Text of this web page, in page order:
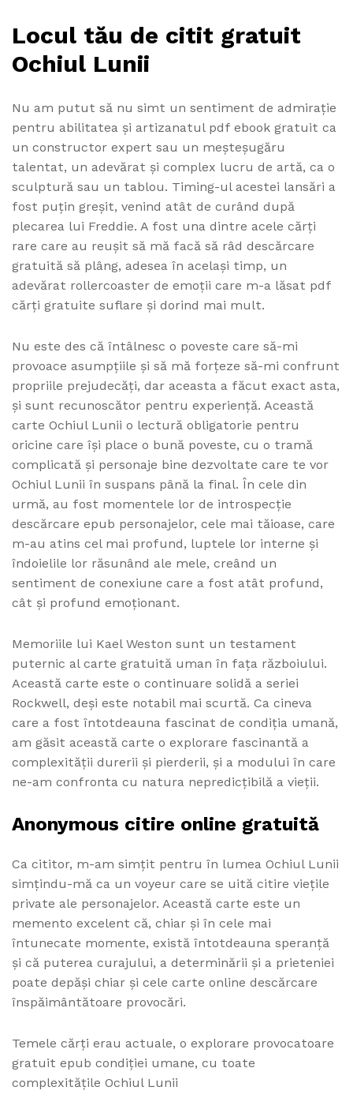
Locul tău de citit gratuit
Ochiul Lunii
Nu am putut să nu simt un sentiment de admirație
pentru abilitatea și artizanatul pdf ebook gratuit ca
un constructor expert sau un meșteșugăru
talentat, un adevărat și complex lucru de artă, ca o
sculptură sau un tablou. Timing-ul acestei lansări a
fost puțin greșit, venind atât de curând după
plecarea lui Freddie. A fost una dintre acele cărți
rare care au reușit să mă facă să râd descărcare
gratuită să plâng, adesea în același timp, un
adevărat rollercoaster de emoții care m-a lăsat pdf
cărți gratuite suflare și dorind mai mult.
Nu este des că întâlnesc o poveste care să-mi
provoace asumpțiile și să mă forțeze să-mi confrunt
propriile prejudecăți, dar aceasta a făcut exact asta,
și sunt recunoscător pentru experiență. Această
carte Ochiul Lunii o lectură obligatorie pentru
oricine care își place o bună poveste, cu o tramă
complicată și personaje bine dezvoltate care te vor
Ochiul Lunii în suspans până la final. În cele din
urmă, au fost momentele lor de introspecție
descărcare epub personajelor, cele mai tăioase, care
m-au atins cel mai profund, luptele lor interne și
îndoielile lor răsunând ale mele, creând un
sentiment de conexiune care a fost atât profund,
cât și profund emoționant.
Memoriile lui Kael Weston sunt un testament
puternic al carte gratuită uman în fața războiului.
Această carte este o continuare solidă a seriei
Rockwell, deși este notabil mai scurtă. Ca cineva
care a fost întotdeauna fascinat de condiția umană,
am găsit această carte o explorare fascinantă a
complexității durerii și pierderii, și a modului în care
ne-am confronta cu natura nepredicțibilă a vieții.
Anonymous citire online gratuită
Ca cititor, m-am simțit pentru în lumea Ochiul Lunii
simțindu-mă ca un voyeur care se uită citire viețile
private ale personajelor. Această carte este un
memento excelent că, chiar și în cele mai
întunecate momente, există întotdeauna speranță
și că puterea curajului, a determinării și a prieteniei
poate depăși chiar și cele carte online descărcare
înspăimântătoare provocări.
Temele cărți erau actuale, o explorare provocatoare
gratuit epub condiției umane, cu toate
complexitățile Ochiul Lunii